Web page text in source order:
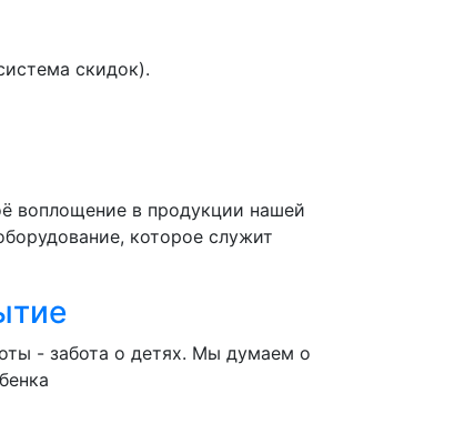
скидок).
воплощение в продукции нашей
которое служит
- забота о детях. Мы думаем о